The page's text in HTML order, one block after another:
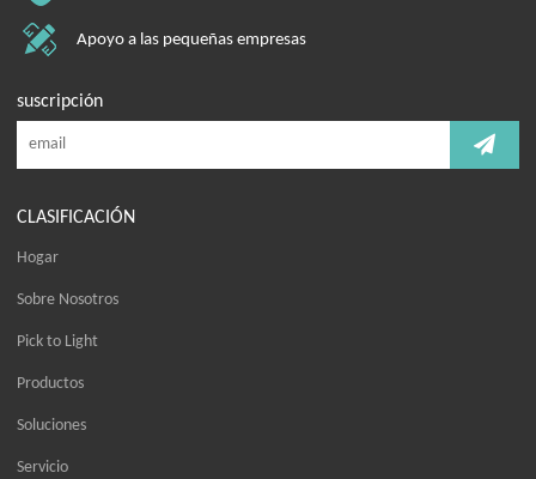
Apoyo a las pequeñas empresas
suscripción
CLASIFICACIÓN
Hogar
Sobre Nosotros
Pick to Light
Productos
Soluciones
Servicio